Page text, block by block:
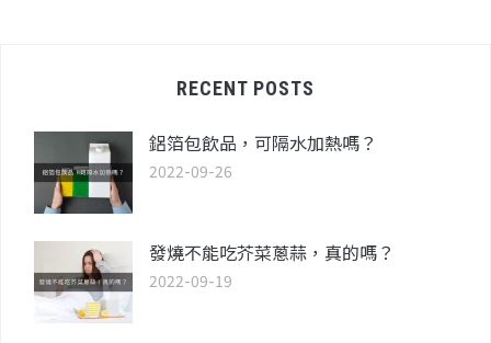
RECENT POSTS
鋁箔包飲品，可隔水加熱嗎？
2022-09-26
發燒不能吃芥菜蔥蒜，真的嗎？
2022-09-19